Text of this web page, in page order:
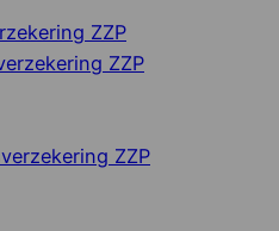
ZZP
ZZP
ZZP